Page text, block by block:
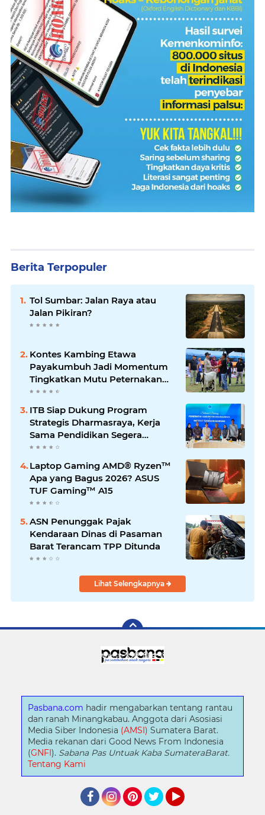
Berita Terpopuler
Tol Sumbar: Jalan Raya atau
Jalan Pikiran?
Kontes Kambing Etawa
Payakumbuh Jadi Momentum
Tingkatkan Mutu Peternakan
Lokal
ITB Siap Dukung Program
Strategis Dharmasraya, Kerja
Sama Pendidikan Segera
Difinalkan
Laptop Gaming AMD® Ryzen™
Apa yang Bagus 2026? ASUS
TUF Gaming™ A15
ASN Penunggak Pajak
Kendaraan Dinas di Pasaman
Barat Terancam TPP Ditunda
Lihat Selengkapnya
Pasbana.com hadir mengabarkan tentang rantau
dan ranah Minangkabau. Anggota dari Asosiasi
Media Siber Indonesia (AMSI) Sumatera Barat.
Media rekanan dari Good News From Indonesia
(GNFI). Sabana Pas Untuak Kaba SumateraBarat.
Tentang Kami